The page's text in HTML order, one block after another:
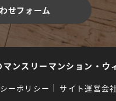
せフォーム
マンスリーマンション・ウ
ーポリシー サイト運営会